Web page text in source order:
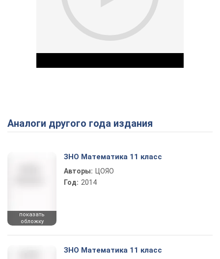
Play Video
Аналоги другого года издания
показать
обложку
ЗНО Математика 11 класс
Авторы: ЦОЯО
Год: 2014
ЗНО Математика 11 класс